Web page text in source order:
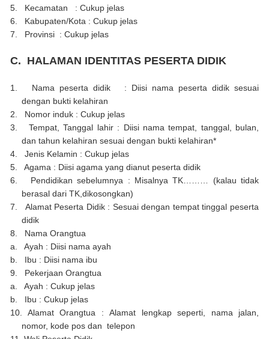
5. Kecamatan : Cukup jelas
6. Kabupaten/Kota : Cukup jelas
7. Provinsi : Cukup jelas
C. HALAMAN IDENTITAS PESERTA DIDIK
1. Nama peserta didik : Diisi nama peserta didik sesuai
dengan bukti kelahiran
2. Nomor induk : Cukup jelas
3.Tempat, Tanggal lahir : Diisi nama tempat, tanggal, bulan,
dan tahun kelahiran sesuai dengan bukti kelahiran*
4. Jenis Kelamin : Cukup jelas
5. Agama : Diisi agama yang dianut peserta didik
6. Pendidikan sebelumnya : Misalnya TK……… (kalau tidak
berasal dari TK,dikosongkan)
7. Alamat Peserta Didik : Sesuai dengan tempat tinggal peserta
didik
8. Nama Orangtua
a. Ayah : Diisi nama ayah
b. Ibu : Diisi nama ibu
9. Pekerjaan Orangtua
a. Ayah : Cukup jelas
b. Ibu : Cukup jelas
10. Alamat Orangtua :
Alamat lengkap seperti, nama jalan,
nomor, kode pos dan telepon